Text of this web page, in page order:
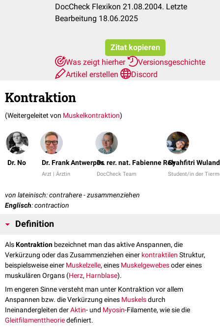
DocCheck Flexikon 21.08.2004. Letzte
Bearbeitung 18.06.2025
Zitat kopieren
Was zeigt hierher
Versionsgeschichte
Artikel erstellen
Discord
Kontraktion
(Weitergeleitet von Muskelkontraktion)
Dr. No Dr. Frank Antwerpes
Arzt | Ärztin
Dr. rer. nat. Fabienne Reh
DocCheck Team
Syahfitri
Student/in der
von lateinisch: contrahere - zusammenziehen
Englisch: contraction
Definition
AlsKontraktion bezeichnet man das aktive Anspannen, die
Verkürzung oder das Zusammenziehen einer kontraktilen Struktur,
beispielsweise einer Muskelzelle, eines Muskelgewebesoder eines
muskulären Organs (Herz, Harnblase).
Im engeren Sinne versteht man unter Kontraktion vor allem
Anspannen bzw. die Verkürzung eines Muskelsdurch
Ineinandergleiten derAktin- und Myosin-Filamente, wie sie die
Gleitfilamenttheoriedefiniert.